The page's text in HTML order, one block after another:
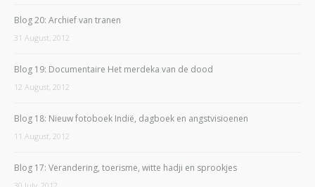
Blog 20: Archief van tranen
31 August, 2012
Blog 19: Documentaire Het merdeka van de dood
12 August, 2012
Blog 18: Nieuw fotoboek Indië, dagboek en angstvisioenen
11 August, 2012
Blog 17: Verandering, toerisme, witte hadji en sprookjes